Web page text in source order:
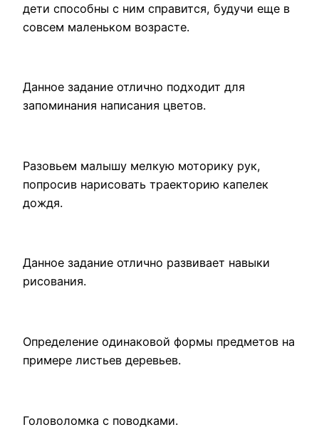
дети способны с ним справится, будучи еще в
совсем маленьком возрасте.
Данное задание отлично подходит для
запоминания написания цветов.
Разовьем малышу мелкую моторику рук,
попросив нарисовать траекторию капелек
дождя.
Данное задание отлично развивает навыки
рисования.
Определение одинаковой формы предметов на
примере листьев деревьев.
Головоломка с поводками.